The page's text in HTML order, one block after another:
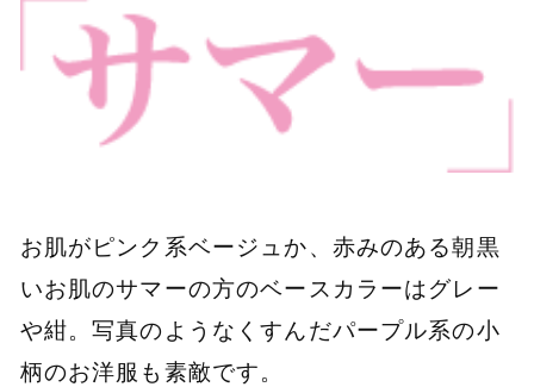
お肌がピンク系ベージュか、赤みのある朝黒
いお肌のサマーの方のベースカラーはグレー
や紺。写真のようなくすんだパープル系の小
柄のお洋服も素敵です。